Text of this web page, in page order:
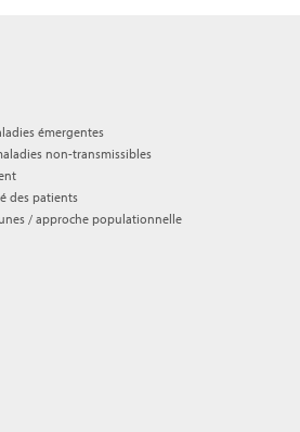
émergentes
non-transmissibles
des patients
/ approche populationnelle